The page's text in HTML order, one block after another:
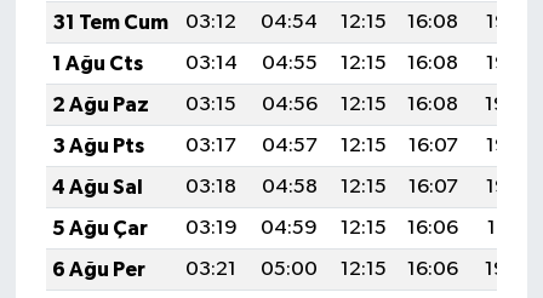
31 Tem Cum
03:12 04:54 12:15 16:08
19:26
1 Ağu Cts
03:14 04:55 12:15 16:08
19:25
2 Ağu Paz
03:15 04:56 12:15 16:08
19:24
3 Ağu Pts
03:17 04:57 12:15 16:07
19:23
4 Ağu Sal
03:18 04:58 12:15 16:07
19:22
5 Ağu Çar
03:19 04:59 12:15 16:06
19:21
6 Ağu Per
03:21 05:00 12:15 16:06
19:20